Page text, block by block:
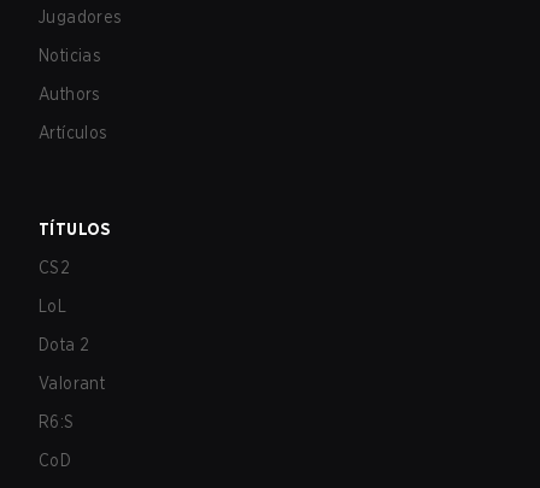
Jugadores
Noticias
Authors
Artículos
TÍTULOS
CS2
LoL
Dota 2
Valorant
R6:S
CoD